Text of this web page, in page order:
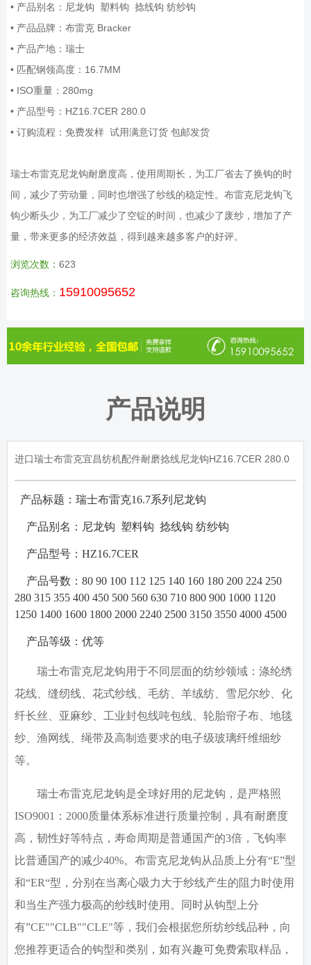
• 产品别名：尼龙钩 塑料钩 捻线钩 纺纱钩
• 产品品牌：布雷克 Bracker
• 产品产地：瑞士
• 匹配钢领高度：16.7MM
• ISO重量：280mg
• 产品型号：HZ16.7CER 280.0
• 订购流程：免费发样 试用满意订货 包邮发货
瑞士布雷克尼龙钩耐磨度高，使用周期长，为工厂省去了换钩的时
间，减少了劳动量，同时也增强了纱线的稳定性。布雷克尼龙钩飞
钩少断头少，为工厂减少了空锭的时间，也减少了废纱，增加了产
量，带来更多的经济效益，得到越来越多客户的好评。
浏览次数： 623
咨询热线： 15910095652
产品说明
进口瑞士布雷克宜昌纺机配件耐磨捻线尼龙钩HZ16.7CER 280.0
产品标题：瑞士布雷克16.7系列尼龙钩
产品别名： 尼龙钩 塑料钩 捻线钩 纺纱钩
产品型号：HZ16.7CER
产品号数：80 90 100 112 125 140 160 180 200 224 250
280 315 355 400 450 500 560 630 710 800 900 1000 1120
1250 1400 1600 1800 2000 2240 2500 3150 3550 4000 4500
产品等级：优等
瑞士布雷克尼龙钩用于不同层面的纺纱领域：涤纶绣
花线、缝纫线、花式纱线、毛纺、羊绒纺、雪尼尔纱、化
纤长丝、亚麻纱、工业封包线吨包线、轮胎帘子布、地毯
纱、渔网线、绳带及高制造要求的电子级玻璃纤维细纱
等。
瑞士布雷克尼龙钩是全球好用的尼龙钩，是严格照
ISO9001 ： 2000质量体系标准进行质量控制，具有耐磨度
高，韧性好等特点，寿命周期是普通国产的3倍，飞钩率
比普通国产的减少40%。布雷克尼龙钩从品质上分有“E”型
和“ER“型，分别在当离心吸力大于纱线产生的阻力时使用
和当生产强力极高的纱线时使用。同时从钩型上分
有”CE""CLB""CLE"等，我们会根据您所纺纱线品种，向
您推荐更适合的钩型和类别，如有兴趣可免费索取样品，